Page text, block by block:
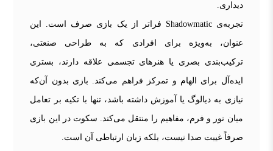
دیداری.
تجربه‌ی Shadowmatic فراتر از یک بازی صرف است. این
عنوان، به‌ویژه برای افرادی که به طراحی صنعتی،
ترکیب‌بندی بصری یا هنرهای تجسمی علاقه دارند، بستری
ایده‌آل برای الهام و تمرکز فراهم می‌کند. بازی بدون آن‌که
نیازی به دیالوگ یا آموزش داشته باشد، تنها با تکیه بر تعامل
میان نور و فرم، مفاهیم را منتقل می‌کند. سکوت در این بازی
صرفاً غیبت صدا نیست، بلکه زبان ارتباطی آن است.